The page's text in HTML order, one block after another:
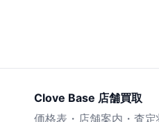
Clove Base 店舗買取
価格表・店舗案内・査定